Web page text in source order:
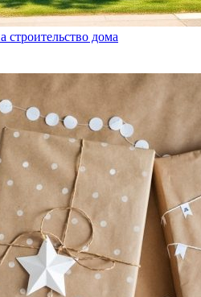
строительство дома